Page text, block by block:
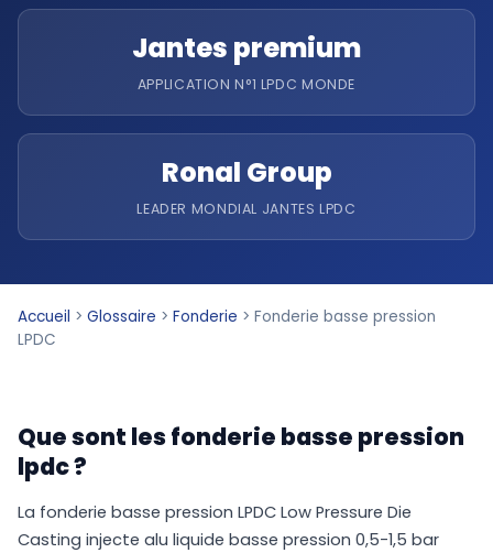
Jantes premium
APPLICATION N°1 LPDC MONDE
Ronal Group
LEADER MONDIAL JANTES LPDC
Accueil > Glossaire > Fonderie > Fonderie basse pression
LPDC
Que sont les fonderie basse pression
lpdc ?
La fonderie basse pression LPDC Low Pressure Die
Casting injecte alu liquide basse pression 0,5-1,5 bar